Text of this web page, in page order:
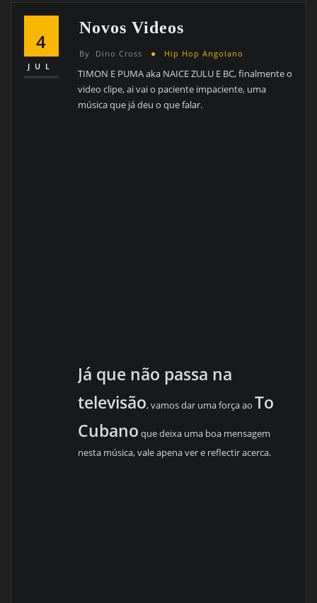
4
JUL
Novos Videos
By Dino Cross Hip Hop Angolano
TIMON E PUMA aka NAICE ZULU E BC, finalmente o
video clipe, ai vai o paciente impaciente, uma
música que já deu o que falar.
Já que não passa na
televisão, vamos dar uma força ao To
Cubano que deixa uma boa mensagem
nesta música, vale apena ver e reflectir acerca.